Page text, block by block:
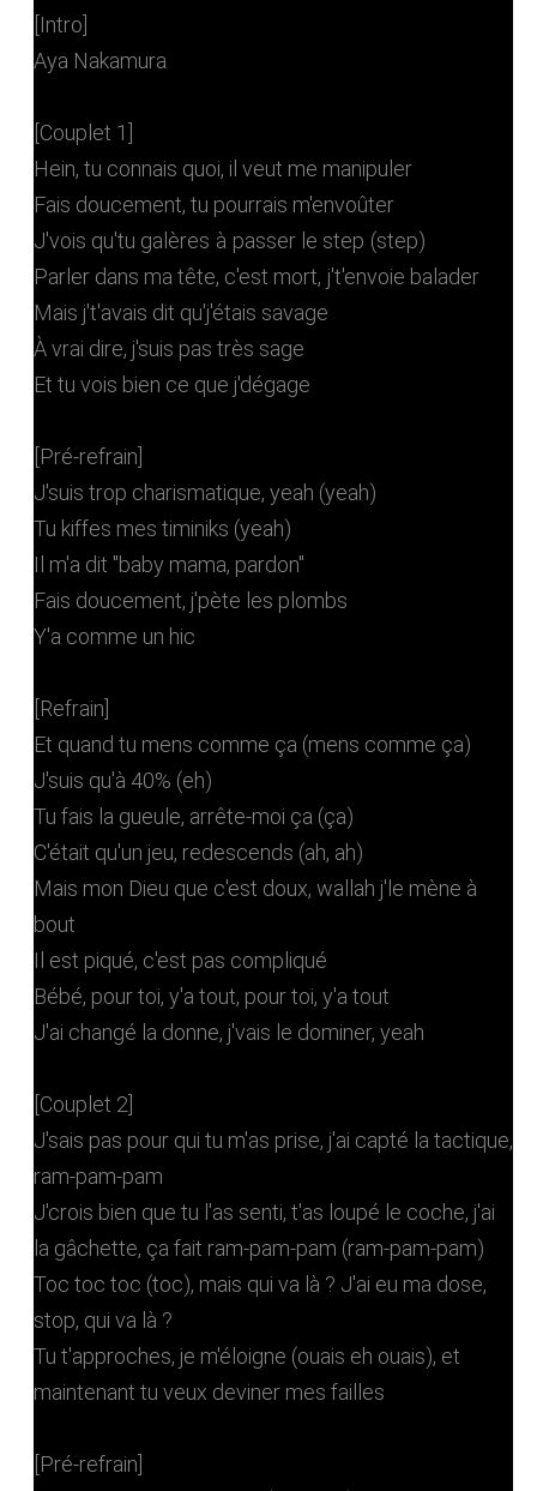
[Intro]
Aya Nakamura
[Couplet 1]
Hein, tu connais quoi, il veut me manipuler
Fais doucement, tu pourrais m'envoûter
J'vois qu'tu galères à passer le step (step)
Parler dans ma tête, c'est mort, j't'envoie balader
Mais j't'avais dit qu'j'étais savage
À vrai dire, j'suis pas très sage
Et tu vois bien ce que j'dégage
[Pré-refrain]
J'suis trop charismatique, yeah (yeah)
Tu kiffes mes timiniks (yeah)
Il m'a dit "baby mama, pardon"
Fais doucement, j'pète les plombs
Y'a comme un hic
[Refrain]
Et quand tu mens comme ça (mens comme ça)
J'suis qu'à 40% (eh)
Tu fais la gueule, arrête-moi ça (ça)
C'était qu'un jeu, redescends (ah, ah)
Mais mon Dieu que c'est doux, wallah j'le mène à
bout
Il est piqué, c'est pas compliqué
Bébé, pour toi, y'a tout, pour toi, y'a tout
J'ai changé la donne, j'vais le dominer, yeah
[Couplet 2]
J'sais pas pour qui tu m'as prise, j'ai capté la tactique,
ram-pam-pam
J'crois bien que tu l'as senti, t'as loupé le coche, j'ai
la gâchette, ça fait ram-pam-pam (ram-pam-pam)
Toc toc toc (toc), mais qui va là ? J'ai eu ma dose,
stop, qui va là ?
Tu t'approches, je m'éloigne (ouais eh ouais), et
maintenant tu veux deviner mes failles
[Pré-refrain]